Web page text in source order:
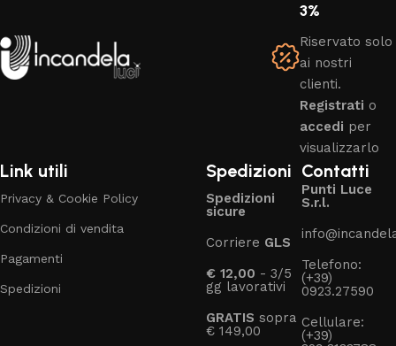
3%
Riservato solo
ai nostri
clienti.
Registrati o
accedi per
visualizzarlo
Link utili
Privacy & Cookie Policy
Condizioni di vendita
Pagamenti
Spedizioni
Spedizioni
Spedizioni
sicure
Corriere GLS
€ 12,00 - 3/5
gg lavorativi
GRATIS sopra
€ 149,00
Contatti
Punti Luce
S.r.l.
Telefono:
(+39)
0923.27590
Cellulare:
(+39)